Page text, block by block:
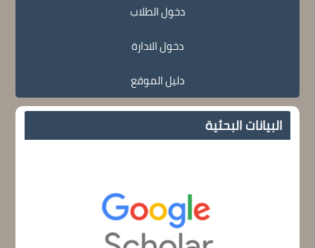
دخول الطلاب
دخول الادارة
دليل الموقع
البيانات البحثية